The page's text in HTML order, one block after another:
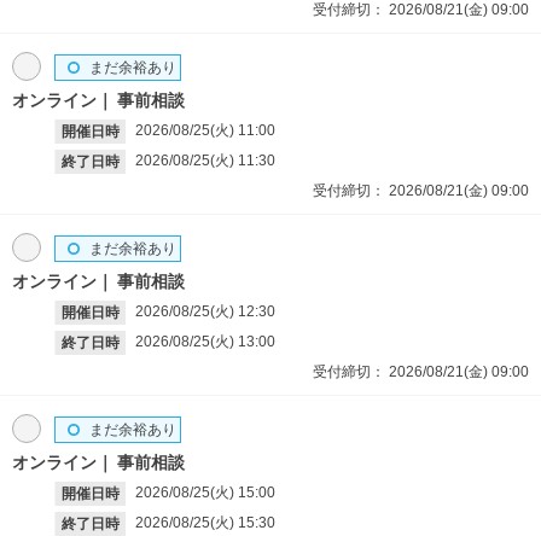
受付締切： 2026/08/21(金) 09:00
オンライン 事前相談
開催日時 2026/08/25(火) 11:00
終了日時
2026/08/25(火) 11:30
まだ余裕あり
受付締切： 2026/08/21(金) 09:00
オンライン 事前相談
開催日時 2026/08/25(火) 12:30
終了日時
2026/08/25(火) 13:00
まだ余裕あり
受付締切： 2026/08/21(金) 09:00
オンライン 事前相談
開催日時 2026/08/25(火) 15:00
終了日時
2026/08/25(火) 15:30
まだ余裕あり